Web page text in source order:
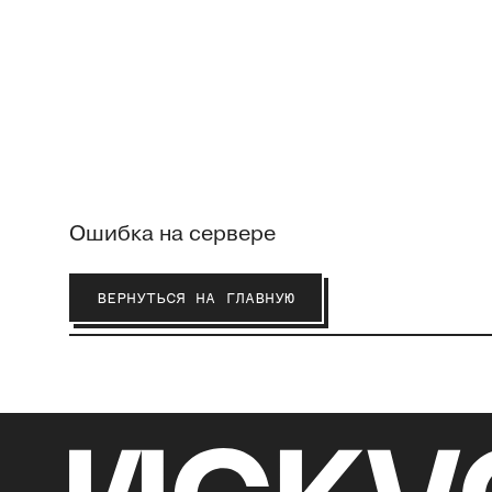
Ошибка на сервере
ВЕРНУТЬСЯ НА ГЛАВНУЮ